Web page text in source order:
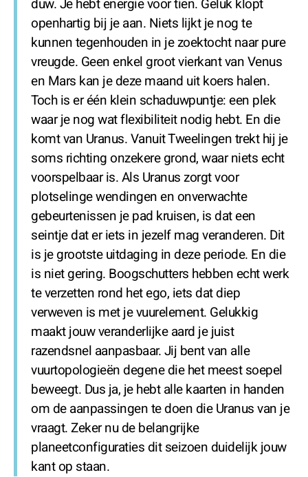
duw. Je hebt energie voor tien. Geluk klopt
openhartig bij je aan. Niets lijkt je nog te
kunnen tegenhouden in je zoektocht naar pure
vreugde. Geen enkel groot vierkant van Venus
en Mars kan je deze maand uit koers halen.
Toch is er één klein schaduwpuntje: een plek
waar je nog wat flexibiliteit nodig hebt. En die
komt van Uranus. Vanuit Tweelingen trekt hij je
soms richting onzekere grond, waar niets echt
voorspelbaar is. Als Uranus zorgt voor
plotselinge wendingen en onverwachte
gebeurtenissen je pad kruisen, is dat een
seintje dat er iets in jezelf mag veranderen. Dit
is je grootste uitdaging in deze periode. En die
is niet gering. Boogschutters hebben echt werk
te verzetten rond het ego, iets dat diep
verweven is met je vuurelement. Gelukkig
maakt jouw veranderlijke aard je juist
razendsnel aanpasbaar. Jij bent van alle
vuurtopologieën degene die het meest soepel
beweegt. Dus ja, je hebt alle kaarten in handen
om de aanpassingen te doen die Uranus van je
vraagt. Zeker nu de belangrijke
planeetconfiguraties dit seizoen duidelijk jouw
kant op staan.